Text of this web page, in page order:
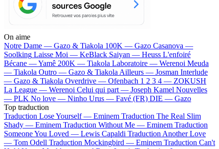
On aime
Notre Dame — Gazo & Tiakola 100K — Gazo Casanova —
Soolking Laisse Moi — KeBlack Saiyan — Heuss L'enfoiré
Bécane —Yamê 200K — Tiakola Laboratoire — Werenoi Meuda
— Tiakola Outro — Gazo & Tiakola Ailleurs — Josman Interlude
— Gazo & Tiakola Overdrive — Ofenbach 1 2 3 4 — ZOKUSH
La League — Werenoi Celui qui part — Joseph Kamel Nouvelles
— PLK No love — Ninho Urus — Favé (FR) DIE — Gazo
Top traduction
Traduction Lose Yourself — Eminem Traduction The Real Slim
Shady — Eminem Traduction Without Me — Eminem Traduction
Someone You Loved — Lewis Capaldi Traduction Another Love
— Tom Odell Traduction Mockingbird — Eminem Traduction Can't